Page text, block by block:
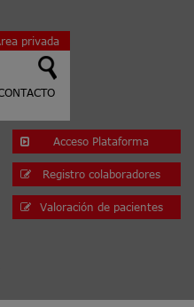
privada
Acceso Plataforma
Registro colaboradores
Valoración de pacientes